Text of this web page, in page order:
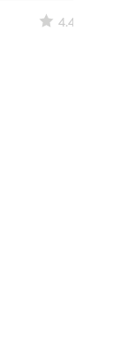
4.4